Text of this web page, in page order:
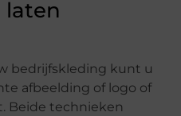
laten
bedrijfskleding kunt u
afbeelding of logo of
Beide technieken